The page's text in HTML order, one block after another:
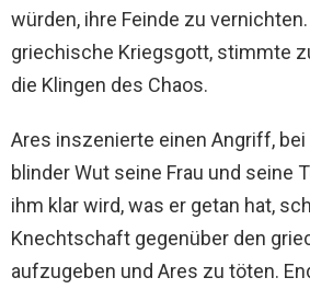
würden, ihre Feinde zu
griechische Kriegsgott, stimmte
die Klingen des Chaos.
Ares inszenierte einen Angriff, bei
blinder Wut seine Frau und seine
ihm klar wird, was er getan hat,
Knechtschaft gegenüber den
aufzugeben und Ares zu töten.